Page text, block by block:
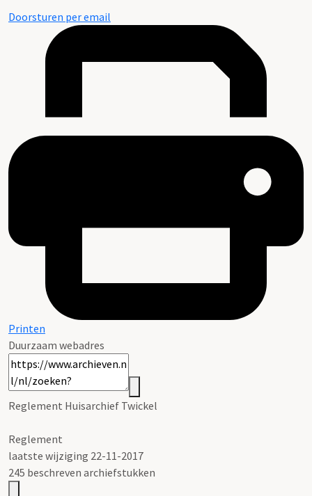
Doorsturen per email
Printen
Duurzaam webadres
Reglement Huisarchief Twickel
Reglement
laatste wijziging 22-11-2017
245 beschreven archiefstukken